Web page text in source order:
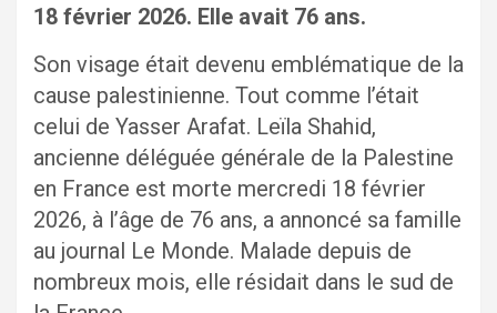
18 février 2026. Elle avait 76 ans.
Son visage était devenu emblématique de la
cause palestinienne. Tout comme l’était
celui de Yasser Arafat. Leïla Shahid,
ancienne déléguée générale de la Palestine
en France est morte mercredi 18 février
2026, à l’âge de 76 ans, a annoncé sa famille
au journal Le Monde. Malade depuis de
nombreux mois, elle résidait dans le sud de